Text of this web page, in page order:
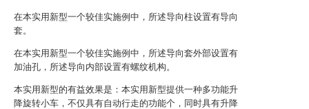
在本实用新型一个较佳实施例中，所述导向柱设置有导向
套。
在本实用新型一个较佳实施例中，所述导向套外部设置有
加油孔，所述导向内部设置有螺纹机构。
本实用新型的有益效果是：本实用新型提供一种多功能升
降旋转小车，不仅具有自动行走的功能个，同时具有升降